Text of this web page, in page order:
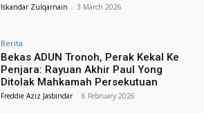
Iskandar Zulqarnain - 3 March 2026
Berita
Bekas ADUN Tronoh, Perak Kekal Ke
Penjara: Rayuan Akhir Paul Yong
Ditolak Mahkamah Persekutuan
Freddie Aziz Jasbindar - 6 February 2026